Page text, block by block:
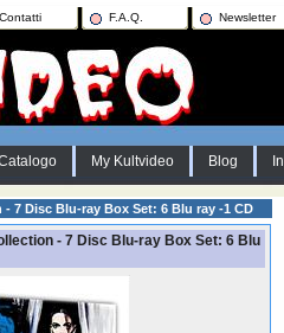
Contatti F.A.Q. Newsletter
My Kultvideo Blog
7 Disc Blu-ray Box Set: 6 Blu ray -1 CD
- 7 Disc Blu-ray Box Set: 6 Blu